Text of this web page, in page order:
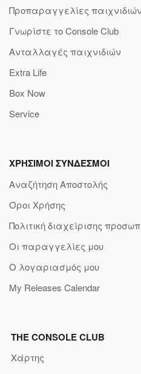
Προπαραγγελίες παιχνιδιών
Γνωρίστε το Console Club
Ανταλλαγές παιχνιδιών
Extra Life
Box Now
Service
ΧΡΗΣΙΜΟΙ ΣΥΝΔΕΣΜΟΙ
Αναζήτηση Αποστολής
Όροι Χρήσης
Πολιτική διαχείρισης
Οι παραγγελίες μου
Ο λογαριασμός μου
My Releases Calendar
THE CONSOLE CLUB
Χάρτης